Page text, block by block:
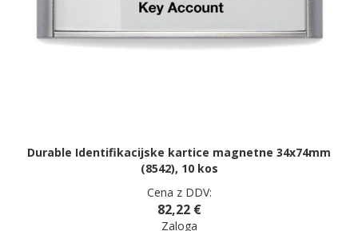
Durable Identifikacijske kartice magnetne 34x74mm
(8542), 10 kos
Cena z DDV:
82,22 €
Zaloga